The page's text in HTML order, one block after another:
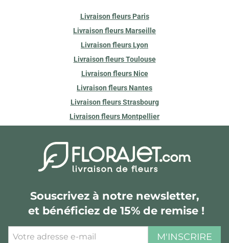
Livraison fleurs Paris
Livraison fleurs Marseille
Livraison fleurs Lyon
Livraison fleurs Toulouse
Livraison fleurs Nice
Livraison fleurs Nantes
Livraison fleurs Strasbourg
Livraison fleurs Montpellier
Souscrivez à notre newsletter,
et bénéficiez de 15% de remise !
M'INSCRIRE